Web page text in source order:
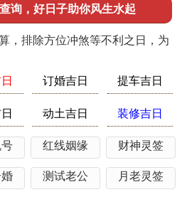
正月十八。丙午年辛卯月己卯
，订婚、作灶，纳畜、移徙。
造，冲煞：冲鸡(癸酉)煞西。研
，火炎克金，对于命理喜火之人乃
则易有口舌是非。
物品入宅，如带一瓶山泉水，以
午时（11-13点），火气最旺，可
需避此吉时。
询，好日子助你风生水起
，排除方位冲煞等不利之日，为
订婚吉日 提车吉日
动土吉日 装修吉日
红线姻缘 财神灵签
测试老公 月老灵签